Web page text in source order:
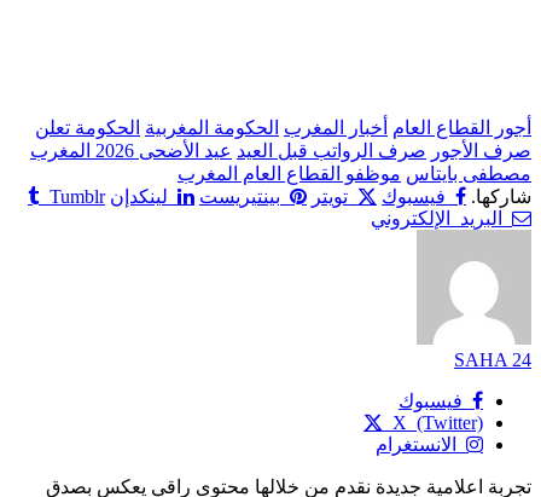
أجور القطاع العام أخبار المغرب الحكومة المغربية الحكومة تعلن
صرف الأجور صرف الرواتب قبل العيد عيد الأضحى 2026 المغرب
مصطفى بايتاس موظفو القطاع العام المغرب
شاركها.
فيسبوك تويتر بينتيريست لينكدإن Tumblr
البريد الإلكتروني
SAHA 24
فيسبوك
X (Twitter)
الانستغرام
تجربة اعلامية جديدة نقدم من خلالها محتوى راقي يعكس بصدق